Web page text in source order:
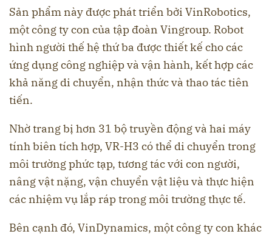
Sản phẩm này được phát triển bởi VinRobotics,
một công ty con của tập đoàn Vingroup. Robot
hình người thế hệ thứ ba được thiết kế cho các
ứng dụng công nghiệp và vận hành, kết hợp các
khả năng di chuyển, nhận thức và thao tác tiên
tiến.
Nhờ trang bị hơn 31 bộ truyền động và hai máy
tính biên tích hợp, VR-H3 có thể di chuyển trong
môi trường phức tạp, tương tác với con người,
nâng vật nặng, vận chuyển vật liệu và thực hiện
các nhiệm vụ lắp ráp trong môi trường thực tế.
Bên cạnh đó, VinDynamics, một công ty con khác